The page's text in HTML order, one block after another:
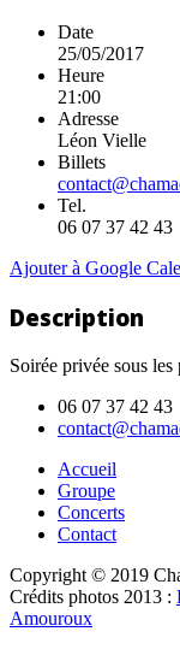
Date
25/05/2017
Heure
21:00
Adresse
Léon Vielle
Billets
Tel.
06 07 37 42 43
Ajouter à Google
Description
Soirée privée sous
06 07 37 42 43
Accueil
Groupe
Concerts
Contact
Copyright © 2019
Crédits photos 2013 :
Amouroux